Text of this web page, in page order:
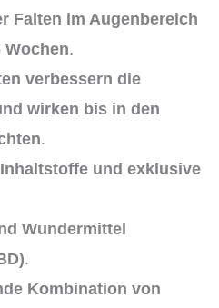
Falten im Augenbereich
.
verbessern die
wirken bis in den
.
und exklusive
Wundermittel
.
Kombination von